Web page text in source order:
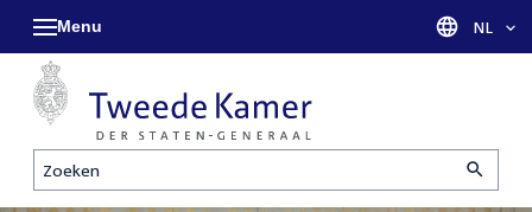
Zoeken
Menu Taal
NL